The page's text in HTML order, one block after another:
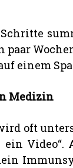
paar
einem
Medizin
oft